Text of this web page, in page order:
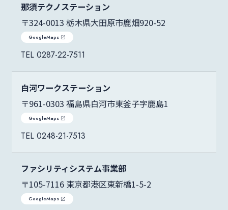
那須テクノステーション
〒324-0013 栃木県大田原市鹿畑920-52
GoogleMaps
0287-22-7511
白河ワークステーション
〒961-0303 福島県白河市東釜子字鹿島1
GoogleMaps
0248-21-7513
ファシリティシステム事業部
〒105-7116 東京都港区東新橋1-5-2
GoogleMaps